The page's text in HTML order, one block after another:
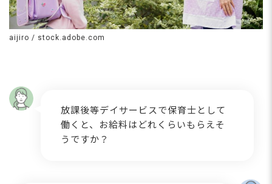
aijiro / stock.adobe.com
放課後等デイサービスで保育士として
働くと、お給料はどれくらいもらえそ
うですか？